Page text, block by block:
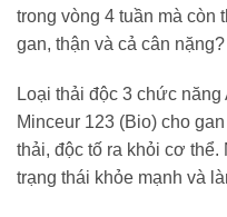
trong vòng 4 tuần mà còn
gan, thận và cả cân nặng?
Loại thải độc 3 chức
Minceur 123 (Bio) cho
thải, độc tố ra khỏi cơ
trạng thái khỏe mạnh và